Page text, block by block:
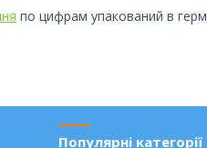
по цифрам упакований в
Популярні категорії